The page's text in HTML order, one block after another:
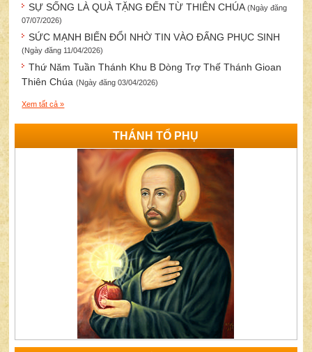
SỰ SỐNG LÀ QUÀ TẶNG ĐẾN TỪ THIÊN CHÚA(Ngày đăng
07/07/2026)
SỨC MẠNH BIẾN ĐỔI NHỜ TIN VÀO ĐẤNG PHỤC SINH
(Ngày đăng 11/04/2026)
Thứ Năm Tuần Thánh Khu B Dòng Trợ Thế Thánh Gioan
Thiên Chúa(Ngày đăng 03/04/2026)
Xem tất cả »
THÁNH TỔ PHỤ